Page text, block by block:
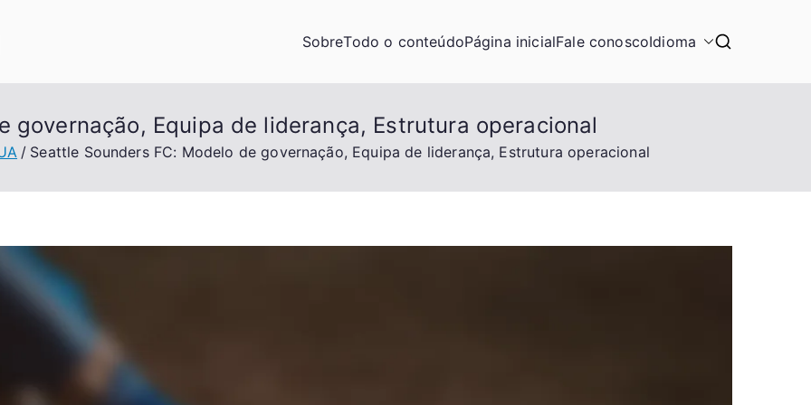
SobreTodo o conteúdoPágina inicialFale conoscoIdioma
governação, Equipa de liderança, Estrutura operacional
Seattle Sounders FC: Modelo de governação, Equipa de liderança, Estrutura operacional